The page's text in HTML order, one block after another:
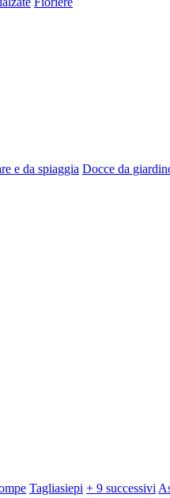
e da spiaggia Docce da
Tagliasiepi + 9 successivi